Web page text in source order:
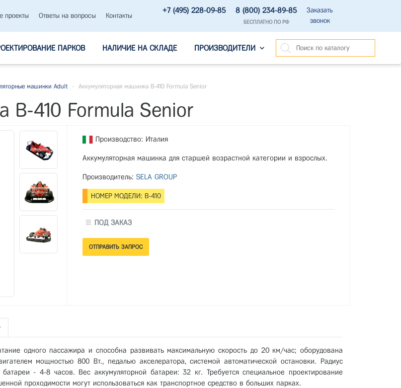
проекты Ответы на вопросы Контакты
+7 (495) 228-09-85 8 (800) 234-89-85
БЕСПЛАТНО ПО РФ
Заказать
звонок
ПАРКОВ НАЛИЧИЕ НА СКЛАДЕ ПРОИЗВОДИТЕЛИ
машинки Adult - Аккумуляторная машинка B-410 Formula Senior
B-410 Formula Senior
Производство: Италия
Аккумуляторная машинка для старшей возрастной категории и взрослых.
Производитель: SELA GROUP
НОМЕР МОДЕЛИ: B-410
ПОД ЗАКАЗ
одного пассажира и способна развивать максимальную скорость до 20 км/час; оборудована
мощностью 800 Вт., педалью акселератора, системой автоматической остановки. Радиус
- 4-8 часов. Вес аккумуляторной батареи: 32 кг. Требуется специальное проектирование
проходимости могут использоваться как транспортное средство в больших парках.